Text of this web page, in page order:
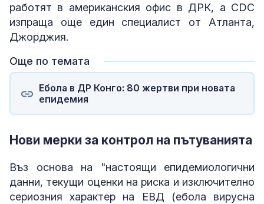
работят в американския офис в ДРК, а CDC
изпраща още един специалист от Атланта,
Джорджия.
Още по темата
Ебола в ДР Конго: 80 жертви при новата
епидемия
Нови мерки за контрол на пътуванията
Въз основа на "настоящи епидемиологични
данни, текущи оценки на риска и изключително
сериозния характер на ЕВД (ебола вирусна